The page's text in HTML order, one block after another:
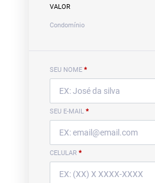
VALOR
Condomínio
SEU NOME *
SEU E-MAIL *
CELULAR *